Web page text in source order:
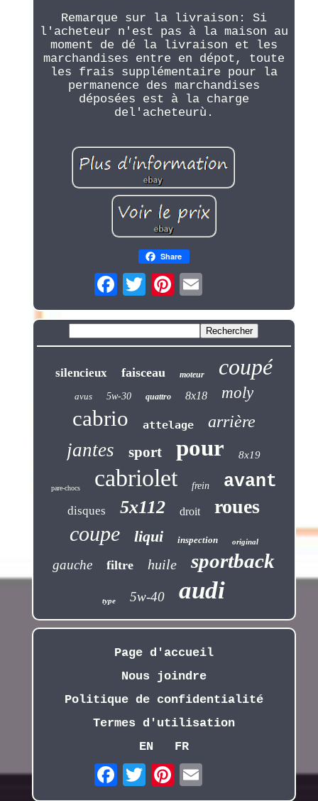
Remarque sur la livraison: Si
l'acheteur n'est pas à la maison au
moment de dé la livraison et les
marchandises entre en dépot, toute
les frais supplémentaire pour la
permanence des marchandises
déposées est à la charge
del'acheteurù.
Share
silencieux faisceau moteur coupé
avus 5w-30 quattro 8x18 moly
cabrio attelage arrière
jantes sport pour 8x19
pare-chocs cabriolet frein avant
disques 5x112 droit roues
coupe liqui inspection original
gauche filtre huile sportback
type 5w-40 audi
Page d'accueil
Nous joindre
Politique de confidentialité
Termes d'utilisation
EN
FR